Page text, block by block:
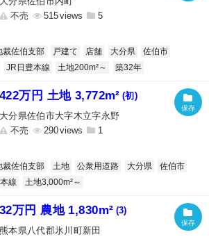
不売
515 5
裁佐伯支部 戸建て 店舗 大分県
佐伯市
JR日豊本線 土地200m²～ 築32年
422万円 土地 3,772m² (初)
大分県佐伯市大字木立字永野
不売
290 1
裁佐伯支部 土地 公衆用道路 大分県
佐伯市
線 土地3,000m²～
32万円 農地 1,830m² (3)
熊本県八代郡氷川町新田